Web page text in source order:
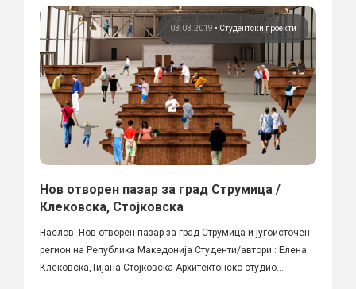
03.03.2019 • Студентски проекти
Нов отворен пазар за град Струмица /
Клековска, Стојковска
Наслов: Нов отворен пазар за град Струмица и југоисточен
регион на Република Македонија Студенти/автори : Елена
Клековска,Тијана Стојковска Архитектонско студио...